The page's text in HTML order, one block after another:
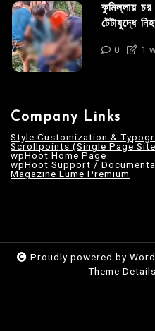
কুমিল্লায় চর
টেটাযুদ্ধে
0 1
Company Links
Style Customization &
Scrollpoints (Single Page
wpHoot Home Page
wpHoot Support /
Magazine Lume Premium
Proudly powered by
Theme Details